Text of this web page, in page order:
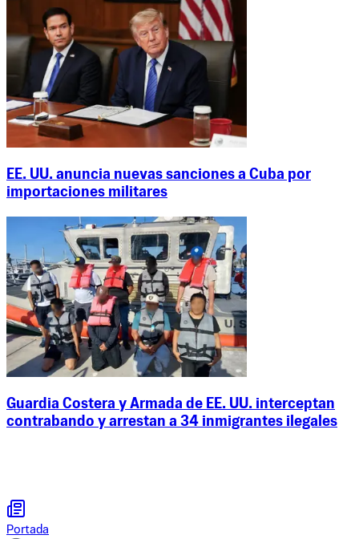
EE. UU. anuncia nuevas sanciones a Cuba por
importaciones militares
Guardia Costera y Armada de EE. UU. interceptan
contrabando y arrestan a 34 inmigrantes ilegales
Portada